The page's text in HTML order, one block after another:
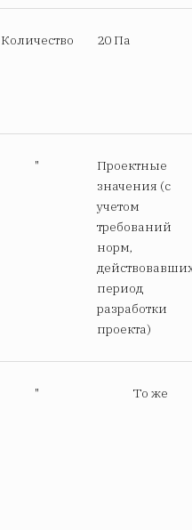
Количество 20 Па
"
Проектные
значения (с
учетом
требований
норм,
период
разработки
проекта)
" То же